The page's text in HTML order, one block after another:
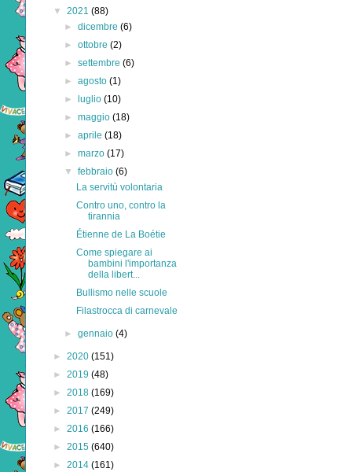
▼ 2021 (88)
►dicembre(6)
►ottobre(2)
►settembre(6)
►agosto(1)
►
luglio(10)
►maggio(18)
►aprile(18)
►marzo(17)
▼febbraio(6)
La servitù volontaria
Contro uno, contro la
tirannia
Étienne de La Boétie
Come spiegare ai
bambini l'importanza
della libert...
Bullismo nelle scuole
Filastrocca di carnevale
►gennaio(4)
► 2020 (151)
► 2019 (48)
► 2018 (169)
► 2017 (249)
► 2016 (166)
► 2015 (640)
► 2014 (161)